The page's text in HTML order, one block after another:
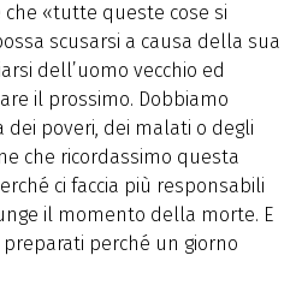
che «tutte queste cose si
scusarsi a causa della sua
dell’uomo vecchio ed
il prossimo. Dobbiamo
poveri, dei malati o degli
che ricordassimo questa
ci faccia più responsabili
il momento della morte. E
perché un giorno